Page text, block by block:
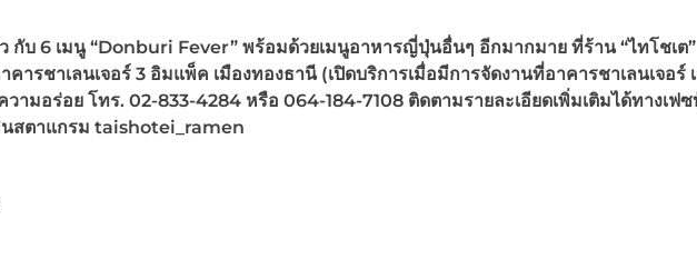
กับ 6 เมนู “Donburi Fever” พร้อมด้วยเมนูอาหารญี่ปุ่นอื่นๆ อีกมากมาย ที่ร้าน “ไทโชเต”
คารชาเลนเจอร์ 3 อิมแพ็ค เมืองทองธานี (เปิดบริการเมื่อมีการจัดงานที่อาคารชาเลนเจอร์
วามอร่อย โทร. 02-833-4284 หรือ 064-184-7108 ติดตามรายละเอียดเพิ่มเติมได้ทางเฟซ
สตาแกรม taishotei_ramen